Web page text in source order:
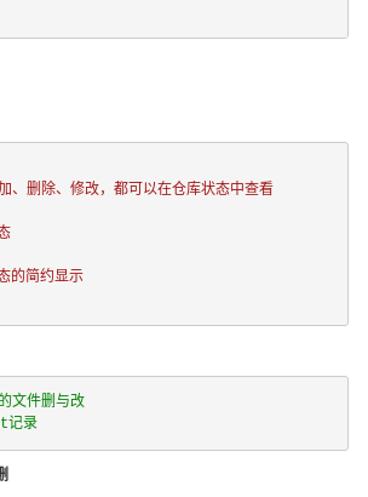
、删除、修改，都可以在仓库状态中查看
文件删与改
记录